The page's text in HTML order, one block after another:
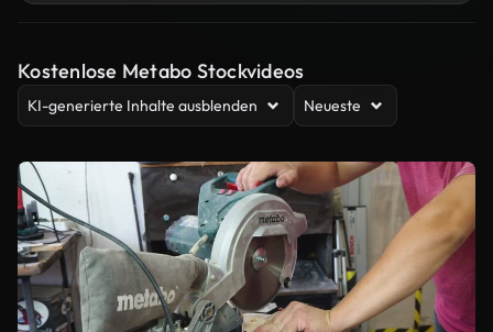
Kostenlose Metabo Stockvideos
KI-generierte Inhalte ausblenden Neueste